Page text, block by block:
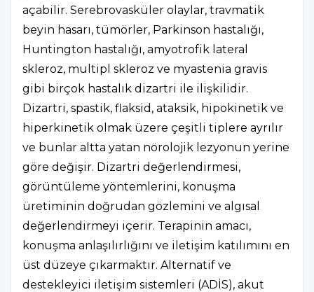
açabilir. Serebrovasküler olaylar, travmatik
beyin hasarı, tümörler, Parkinson hastalığı,
Huntington hastalığı, amyotrofik lateral
skleroz, multipl skleroz ve myastenia gravis
gibi birçok hastalık dizartri ile ilişkilidir.
Dizartri, spastik, flaksid, ataksik, hipokinetik ve
hiperkinetik olmak üzere çeşitli tiplere ayrılır
ve bunlar altta yatan nörolojik lezyonun yerine
göre değişir. Dizartri değerlendirmesi,
görüntüleme yöntemlerini, konuşma
üretiminin doğrudan gözlemini ve algısal
değerlendirmeyi içerir. Terapinin amacı,
konuşma anlaşılırlığını ve iletişim katılımını en
üst düzeye çıkarmaktır. Alternatif ve
destekleyici iletişim sistemleri (ADİS), akut